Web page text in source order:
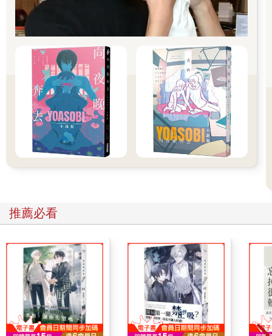
從人生谷底爬起來，需要多大的勇氣？很大，很大，非常大。透
過網路寫作，告訴萬千讀者「相信我可以，你也可以。」分享的
立意是良善的，卻讓人深深陷入「成名」的代價。
數十年前台灣興起壯遊風潮，順應臉書、部落格、IG等網路社群
的發達，也讓我從上班族素人變成一個小有知名度的「網路紅
人」，當時不少酸民跟黑粉以針對性謾罵我，有些連祖宗十八代
都不放過，夾雜粗俗不堪的文字。當時心想，到底是招誰惹誰，
這群鍵盤俠們，你認識我嗎？你了解我嗎？為什麼要緊追不捨的
抹黑我？好幾次想把社群關閉，做回生活單純的素人，每天上班
下班，假日出國，不再活在網路語言暴力中。
回頭想想，又憤恨這些酸民雜魚憑什麼？
上潑。我從未針對誰，憑什麼這些人就可以選擇對號入座，接著
把怒氣撒野在作者頭上。憑什麼我就必須要閉嘴、道歉、退出？
我告訴自己，我與這些人的最大不同就是：我站在陽光下。真正
一篇好文章，好觀點，不需要得到所有人的贊同，而是，懂妳的
人會留下，不懂的人，他始終都不會願意懂，為了反對而反對，
而我也從這些反對的聲浪中找到寫作的靈感。
老實說，被討厭、追殺、抹黑的日子，情緒會莫名低落。即使身
推薦必看